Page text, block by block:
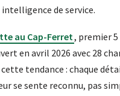
intelligence de service.
au Cap-Ferret, premier
en avril 2026 avec 28
tendance : chaque
se sente reconnu, pas